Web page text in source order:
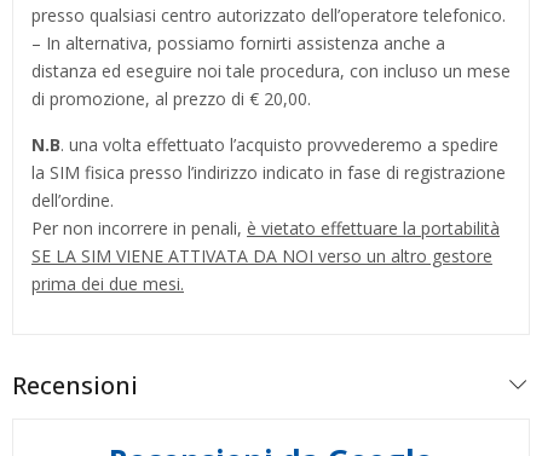
presso qualsiasi centro autorizzato dell’operatore telefonico.
– In alternativa, possiamo fornirti assistenza anche a
distanza ed eseguire noi tale procedura, con incluso un mese
di promozione, al prezzo di € 20,00.
N.B. una volta effettuato l’acquisto provvederemo a spedire
la SIM fisica presso l’indirizzo indicato in fase di registrazione
dell’ordine.
Per non incorrere in penali, è vietato effettuare la portabilità
SE LA SIM VIENE ATTIVATA DA NOI verso un altro gestore
prima dei due mesi.
Recensioni